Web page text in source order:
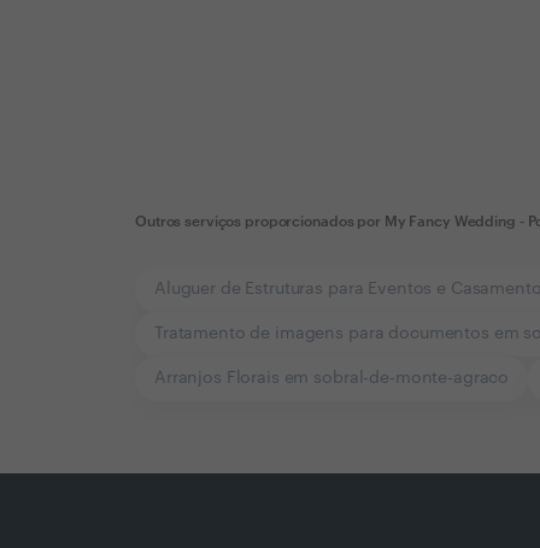
Outros serviços proporcionados por My Fancy Wedding -
Aluguer de Estruturas para Eventos e
Tratamento de imagens para documentos em
Arranjos Florais em sobral-de-monte-agraco